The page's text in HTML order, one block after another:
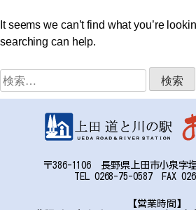
〒386-1106
長野県上田市小泉字塩田川
TEL:0268-75-0587
It seems we can’t find what you’re
searching can help.
検
索:
〒386-1106 長野県上田市小泉字
TEL 0268-75-0587 FAX
【営業時間】